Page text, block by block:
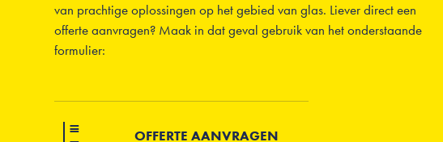
van prachtige oplossingen op het gebied van glas. Liever direct een
offerte aanvragen? Maak in dat geval gebruik van het onderstaande
formulier:
OFFERTE AANVRAGEN